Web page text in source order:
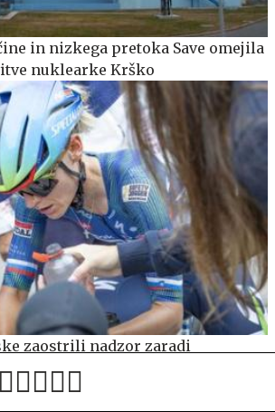
in nizkega pretoka Save omejila
nuklearke Krško
zaostrili nadzor zaradi
športnih nedrčkov